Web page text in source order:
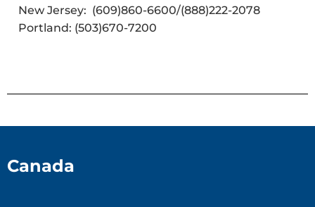
New Jersey: (609)860-6600/(888)222-2078
Portland: (503)670-7200
Canada